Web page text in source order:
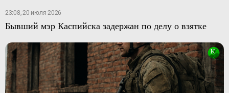
23:08, 20 июля 2026
Бывший мэр Каспийска задержан по делу о взятке